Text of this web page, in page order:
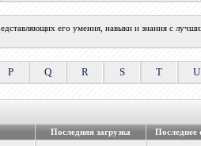
его умения, навыки и знания с
P Q R S T U
Последняя загрузка Последнее